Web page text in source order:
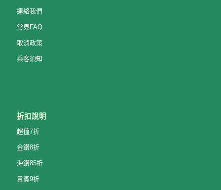
連絡我們
常見FAQ
取消政策
乘客須知
折扣說明
超值7折
金鑽8折
海鑽85折
貴賓9折